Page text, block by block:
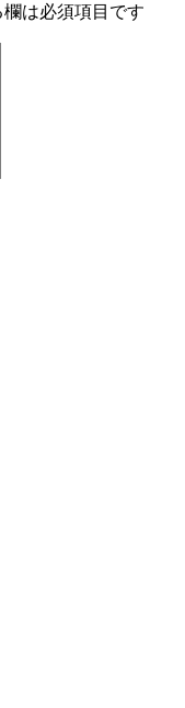
は必須項目です